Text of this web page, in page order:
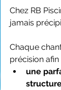
Chez RB
jamais
Chaque
précision
une